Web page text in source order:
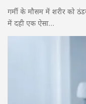
गर्मी के मौसम में शरीर को
में दही एक ऐसा…